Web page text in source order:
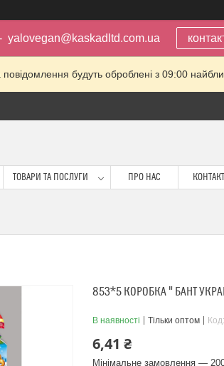
yalovegan@kaskadltd.com.ua
будуть оброблені з 09:00
ТОВАРИ ТА ПОСЛУГИ ПРО НАС
853*5 КОРОБКА " БАНТ
В наявності Тільки оптом Код:
6,41 ₴
Мінімальне замовлення —